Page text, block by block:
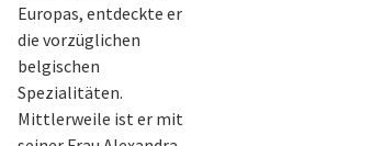
Europas, entdeckte er
die vorzüglichen
belgischen
Spezialitäten.
Mittlerweile ist er mit